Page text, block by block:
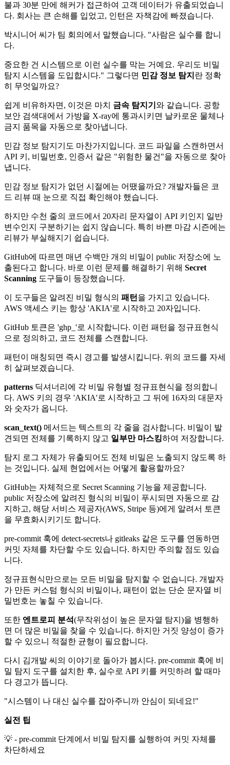
불과 30분 만에 해커가 접근하여 고객 데이터가 유출되었습니
다. 회사는 큰 손해를 입었고, 인턴은 자책감에 빠졌습니다.
박시니어 씨가 팀 회의에서 말했습니다. "사람은 실수를 합니
다.
중요한 건 시스템으로 이런 실수를 막는 거예요. 우리도 비밀
탐지 시스템을 도입합시다." 그렇다면 민감 정보 탐지 란 정확
히 무엇일까요?
쉽게 비유하자면, 이것은 마치 금속 탐지기 와 같습니다. 공항
보안 검색대에서 가방을 X-ray에 통과시키면 날카로운 물체나
금지 품목을 자동으로 찾아냅니다.
민감 정보 탐지기도 마찬가지입니다. 코드 파일을 스캔하면서
API 키, 비밀번호, 인증서 같은 "위험한 물건"을 자동으로 찾아
냅니다.
민감 정보 탐지가 없던 시절에는 어땠을까요? 개발자들은 코
드 리뷰 때 눈으로 직접 확인해야 했습니다.
하지만 수천 줄의 코드에서 20자리 문자열이 API 키인지 일반
변수인지 구분하기는 쉽지 않습니다. 특히 바쁜 마감 시즌에는
리뷰가 부실해지기 쉽습니다.
GitHub에 따르면 매년 수백만 개의 비밀이 public 저장소에 노
출된다고 합니다. 바로 이런 문제를 해결하기 위해 Secret
Scanning 도구들이 등장했습니다.
이 도구들은 알려진 비밀 형식의 패턴 을 가지고 있습니다.
AWS 액세스 키는 항상 'AKIA'로 시작하고 20자입니다.
GitHub 토큰은 'ghp_'로 시작합니다. 이런 패턴을 정규표현식
으로 정의하고, 코드 전체를 스캔합니다.
패턴이 매칭되면 즉시 경고를 발생시킵니다. 위의 코드를 자세
히 살펴보겠습니다.
patterns 딕셔너리에 각 비밀 유형별 정규표현식을 정의합니
다. AWS 키의 경우 'AKIA'로 시작하고 그 뒤에 16자의 대문자
와 숫자가 옵니다.
scan_text() 메서드는 텍스트의 각 줄을 검사합니다. 비밀이 발
견되면 전체를 기록하지 않고 일부만 마스킹하여 저장합니다.
탐지 로그 자체가 유출되어도 전체 비밀은 노출되지 않도록 하
는 것입니다. 실제 현업에서는 어떻게 활용할까요?
GitHub는 자체적으로 Secret Scanning 기능을 제공합니다.
public 저장소에 알려진 형식의 비밀이 푸시되면 자동으로 감
지하고, 해당 서비스 제공자(AWS, Stripe 등)에게 알려서 토큰
을 무효화시키기도 합니다.
pre-commit 훅에 detect-secrets나 gitleaks 같은 도구를 연동하면
커밋 자체를 차단할 수도 있습니다. 하지만 주의할 점도 있습
니다.
정규표현식만으로는 모든 비밀을 탐지할 수 없습니다. 개발자
가 만든 커스텀 형식의 비밀이나, 패턴이 없는 단순 문자열 비
밀번호는 놓칠 수 있습니다.
또한 엔트로피 분석(무작위성이 높은 문자열 탐지)을 병행하
면 더 많은 비밀을 찾을 수 있습니다. 하지만 거짓 양성이 증가
할 수 있으니 적절한 균형이 필요합니다.
다시 김개발 씨의 이야기로 돌아가 봅시다. pre-commit 훅에 비
밀 탐지 도구를 설치한 후, 실수로 API 키를 커밋하려 할 때마
다 경고가 뜹니다.
"시스템이 나 대신 실수를 잡아주니까 안심이 되네요!"
실전 팁
💡 - pre-commit 단계에서 비밀 탐지를 실행하여 커밋 자체를
차단하세요